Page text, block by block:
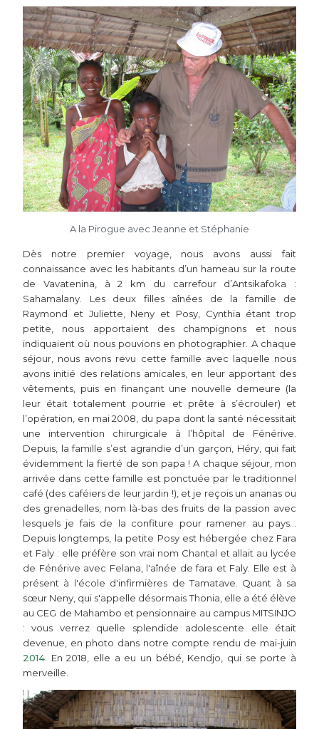
A la Pirogue avec Jeanne et Stéphanie
Dès notre premier voyage, nous avons aussi fait
connaissance avec les habitants d’un hameau sur la route
de Vavatenina, à 2 km du carrefour d’Antsikafoka :
Sahamalany. Les deux filles aînées de la famille de
Raymond et Juliette, Neny et Posy, Cynthia étant trop
petite, nous apportaient des champignons et nous
indiquaient où nous pouvions en photographier. A chaque
séjour, nous avons revu cette famille avec laquelle nous
avons initié des relations amicales, en leur apportant des
vêtements, puis en finançant une nouvelle demeure (la
leur était totalement pourrie et prête à s’écrouler) et
l’opération, en mai 2008, du papa dont la santé nécessitait
une intervention chirurgicale à l’hôpital de Fénérive.
Depuis, la famille s’est agrandie d’un garçon, Héry, qui fait
évidemment la fierté de son papa ! A chaque séjour, mon
arrivée dans cette famille est ponctuée par le traditionnel
café (des caféiers de leur jardin !), et je reçois un ananas ou
des grenadelles, nom là-bas des fruits de la passion avec
lesquels je fais de la confiture pour ramener au pays…
Depuis longtemps, la petite Posy est hébergée chez Fara
et Faly : elle préfère son vrai nom Chantal et allait au lycée
de Fénérive avec Felana, l'aînée de fara et Faly. Elle est à
présent à l'école d'infirmières de Tamatave. Quant à sa
sœur Neny, qui s'appelle désormais Thonia, elle a été élève
au CEG de Mahambo et pensionnaire au campus MITSINJO
: vous verrez quelle splendide adolescente elle était
devenue, en photo dans notre compte rendu de mai-juin
2014. En 2018, elle a eu un bébé, Kendjo, qui se porte à
merveille.